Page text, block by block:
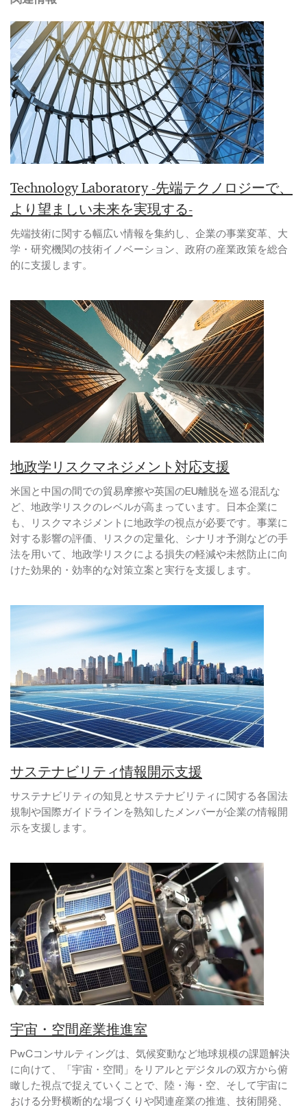
Technology Laboratory -先端テクノロジーで、
より望ましい未来を実現する-
先端技術に関する幅広い情報を集約し、企業の事業変革、大
学・研究機関の技術イノベーション、政府の産業政策を総合
的に支援します。
地政学リスクマネジメント対応支援
米国と中国の間での貿易摩擦や英国のEU離脱を巡る混乱な
ど、地政学リスクのレベルが高まっています。日本企業に
も、リスクマネジメントに地政学の視点が必要です。事業に
対する影響の評価、リスクの定量化、シナリオ予測などの手
法を用いて、地政学リスクによる損失の軽減や未然防止に向
けた効果的・効率的な対策立案と実行を支援します。
サステナビリティ情報開示支援
サステナビリティの知見とサステナビリティに関する各国法
規制や国際ガイドラインを熟知したメンバーが企業の情報開
示を支援します。
宇宙・空間産業推進室
PwCコンサルティングは、気候変動など地球規模の課題解決
に向けて、「宇宙・空間」をリアルとデジタルの双方から俯
瞰した視点で捉えていくことで、陸・海・空、そして宇宙に
おける分野横断的な場づくりや関連産業の推進、技術開発、